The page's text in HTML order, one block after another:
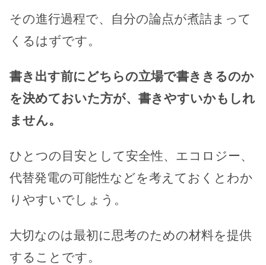
その進行過程で、自分の論点が煮詰まって
くるはずです。
書き出す前にどちらの立場で書ききるのか
を決めておいた方が、書きやすいかもしれ
ません。
ひとつの目安として安全性、エコロジー、
代替発電の可能性などを考えておくとわか
りやすいでしょう。
大切なのは最初に思考のための材料を提供
することです。